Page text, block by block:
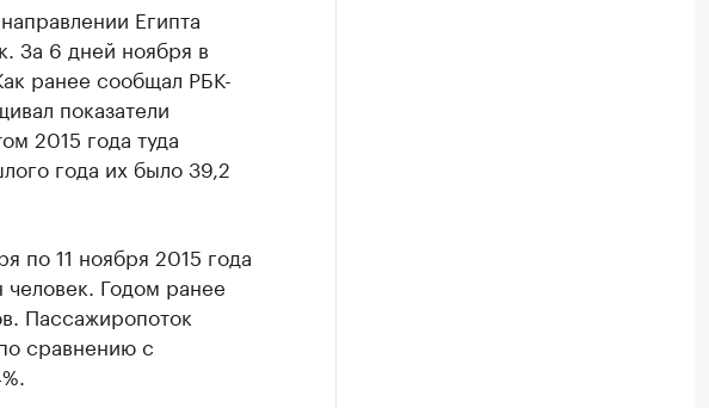
Египта
За 6 дней ноября в
ранее сообщал РБК-
показатели
2015 года туда
года их было 39,2
по 11 ноября 2015 года
человек. Годом ранее
Пассажиропоток
сравнению с